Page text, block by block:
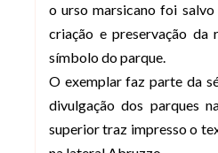
o urso marsicano foi
criação e preservação da
símbolo do parque.
O exemplar faz parte da
divulgação dos parques
superior traz impresso o